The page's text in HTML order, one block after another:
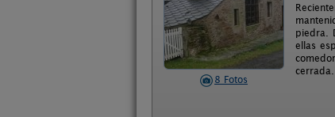
8 Fotos
piedra.
ellas
cerrada.